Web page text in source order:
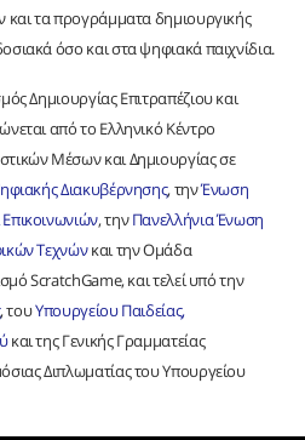
και τα προγράμματα δημιουργικής
όσο και στα ψηφιακά παιχνίδια.
Δημιουργίας Επιτραπέζιου και
από το Ελληνικό Κέντρο
Μέσων και Δημιουργίας σε
Διακυβέρνησης, τηνΈνωση
, τηνΠανελλήνια Ένωση
Τεχνώνκαι την Ομάδα
ScratchGame, και τελεί υπό την
, τουΥπουργείου Παιδείας,
και της Γενικής Γραμματείας
Διπλωματίας του Υπουργείου